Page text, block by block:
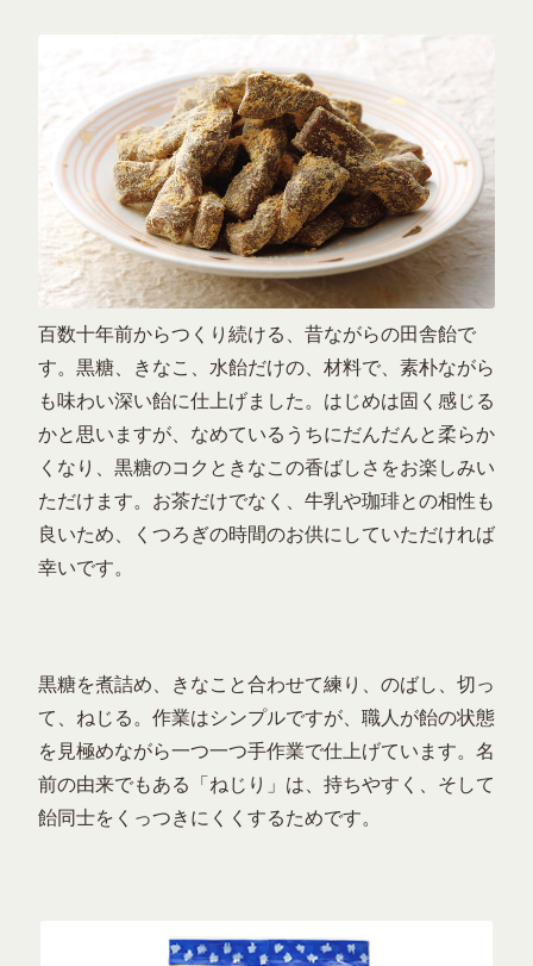
百数十年前からつくり続ける、昔ながらの田舎飴で
す。黒糖、きなこ、水飴だけの、材料で、素朴ながら
も味わい深い飴に仕上げました。はじめは固く感じる
かと思いますが、なめているうちにだんだんと柔らか
くなり、黒糖のコクときなこの香ばしさをお楽しみい
ただけます。お茶だけでなく、牛乳や珈琲との相性も
良いため、くつろぎの時間のお供にしていただければ
幸いです。
黒糖を煮詰め、きなこと合わせて練り、のばし、切っ
て、ねじる。作業はシンプルですが、職人が飴の状態
を見極めながら一つ一つ手作業で仕上げています。名
前の由来でもある「ねじり」は、持ちやすく、そして
飴同士をくっつきにくくするためです。